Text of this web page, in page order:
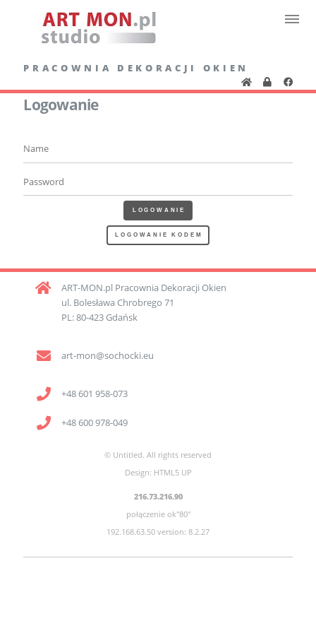
PRACOWNIA DEKORACJI OKIEN
Logowanie
LOGOWANIE
LOGOWANIE KODEM
ART-MON.pl Pracownia Dekoracji Okien
ul. Bolesława Chrobrego 71
PL: 80-423 Gdańsk
art-mon@sochocki.eu
+48 601 958-073
+48 600 978-049
© Untitled. All rights reserved
Design: HTML5 UP
216.73.216.90
połączenie ok"80"
192.168.63.50 version: 8.2.27